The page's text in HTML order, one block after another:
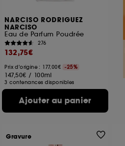
NARCISO RODRIGUEZ
NARCISO
Eau de Parfum Poudrée
276
132,75€
Prix d'origine : 177,00€ -25%
147,50€ / 100ml
3 contenances disponibles
Ajouter au panier
Gravure